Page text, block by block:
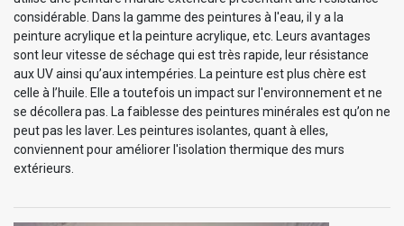
considérable. Dans la gamme des peintures à l'eau, il y a la
peinture acrylique et la peinture acrylique, etc. Leurs avantages
sont leur vitesse de séchage qui est très rapide, leur résistance
aux UV ainsi qu’aux intempéries. La peinture est plus chère est
celle à l’huile. Elle a toutefois un impact sur l'environnement et ne
se décollera pas. La faiblesse des peintures minérales est qu’on ne
peut pas les laver. Les peintures isolantes, quant à elles,
conviennent pour améliorer l'isolation thermique des murs
extérieurs.